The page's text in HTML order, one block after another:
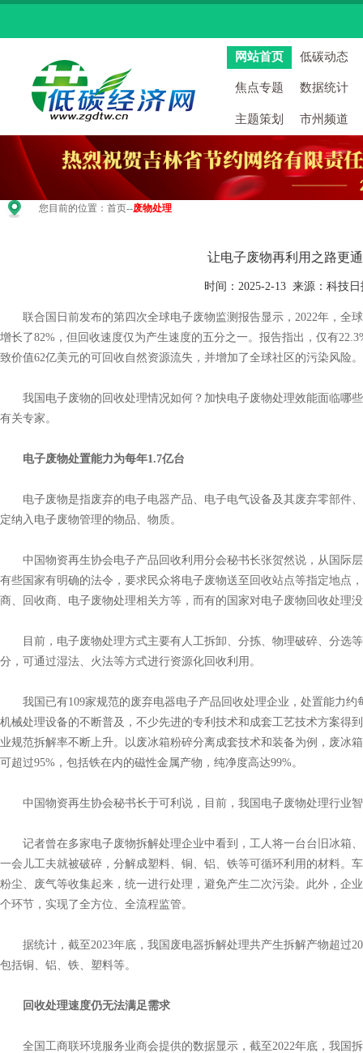
网站首页 低碳动态
焦点专题 数据统计
主题策划 市州频道
您目前的位置： 首页--废物处理
让电子废物再利用之路更
时间：2025-2-13 来源：科技
联合国日前发布的第四次全球电子废物监测报告显示，2022年，全球
增长了82%，但回收速度仅为产生速度的五分之一。报告指出，仅有
致价值62亿美元的可回收自然资源流失，并增加了全球社区的污染风险。
我国电子废物的回收处理情况如何？加快电子废物处理效能面临哪
有关专家。
电子废物处置能力为每年1.7亿台
电子废物是指废弃的电子电器产品、电子电气设备及其废弃零部件
定纳入电子废物管理的物品、物质。
中国物资再生协会电子产品回收利用分会秘书长张贺然说，从国际
有些国家有明确的法令，要求民众将电子废物送至回收站点等指定地点
商、回收商、电子废物处理相关方等，而有的国家对电子废物回收处理
目前，电子废物处理方式主要有人工拆卸、分拣、物理破碎、分选
分，可通过湿法、火法等方式进行资源化回收利用。
我国已有109家规范的废弃电器电子产品回收处理企业，处置能力约
机械处理设备的不断普及，不少先进的专利技术和成套工艺技术方案得
业规范拆解率不断上升。以废冰箱粉碎分离成套技术和装备为例，废冰
可超过95%，包括铁在内的磁性金属产物，纯净度高达99%。
中国物资再生协会秘书长于可利说，目前，我国电子废物处理行业
记者曾在多家电子废物拆解处理企业中看到，工人将一台台旧冰箱
一会儿工夫就被破碎，分解成塑料、铜、铝、铁等可循环利用的材料。
粉尘、废气等收集起来，统一进行处理，避免产生二次污染。此外，企
个环节，实现了全方位、全流程监管。
据统计，截至2023年底，我国废电器拆解处理共产生拆解产物超过
包括铜、铝、铁、塑料等。
回收处理速度仍无法满足需求
全国工商联环境服务业商会提供的数据显示，截至2022年底，我国